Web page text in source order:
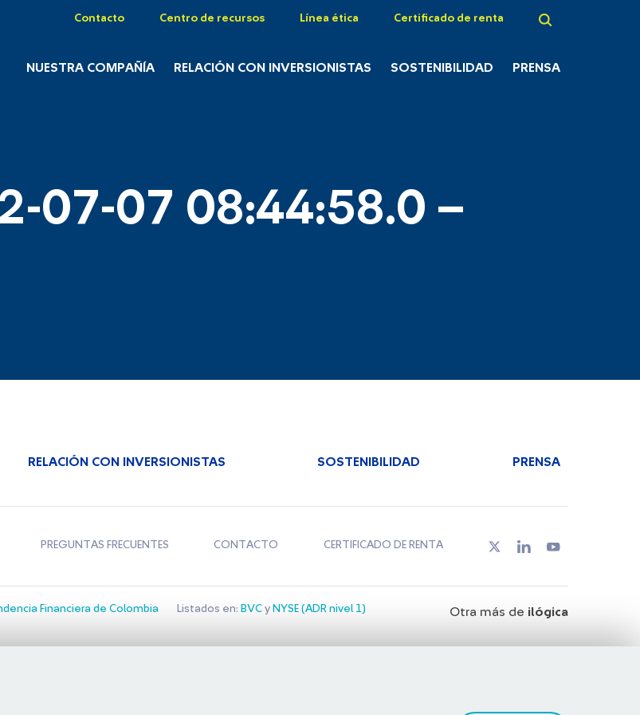
Contacto Centro de recursos Línea ética Certificado de renta
NUESTRA COMPAÑÍA RELACIÓN CON INVERSIONISTAS SOSTENIBILIDAD PRENSA
07-07 08:44:58.0 –
RELACIÓN CON INVERSIONISTAS SOSTENIBILIDAD PRENSA
PREGUNTAS FRECUENTES CONTACTO CERTIFICADO DE RENTA
Financiera de Colombia Listados en: BVCy NYSE (ADR nivel 1) Otra más de ilógica